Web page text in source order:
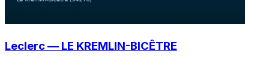
Leclerc — LE KREMLIN-BICÊTRE